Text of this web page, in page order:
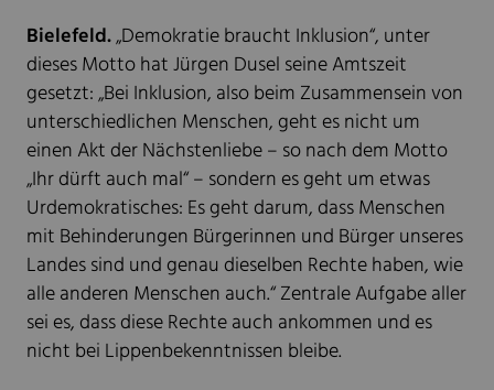
Bielefeld.„Demokratie braucht Inklusion“, unter
dieses Motto hat Jürgen Dusel seine Amtszeit
gesetzt: „Bei Inklusion, also beim Zusammensein von
unterschiedlichen Menschen, geht es nicht um
einen Akt der Nächstenliebe – so nach dem Motto
„Ihr dürft auch mal“ – sondern es geht um etwas
Urdemokratisches: Es geht darum, dass Menschen
mit Behinderungen Bürgerinnen und Bürger unseres
Landes sind und genau dieselben Rechte haben, wie
alle anderen Menschen auch.“ Zentrale Aufgabe aller
sei es, dass diese Rechte auch ankommen und es
nicht bei Lippenbekenntnissen bleibe.